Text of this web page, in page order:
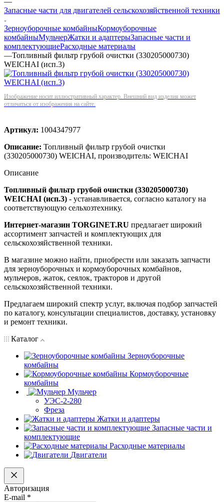
Запасные части для двигателей сельскохозяйственной техники
Зерноуборочные комбайныКормоуборочные
комбайныМульчерЖатки и адаптерыЗапасные части и
комплектующиеРасходные материалы
—Топливный фильтр грубой очистки (330205000730)
WEICHAI (исп.3)
Изображение носит иллюстративный характер. Внешний вид изделия может
отличаться от изображения на сайте.
Артикул: 1004347977
Описание: Топливный фильтр грубой очистки
(330205000730) WEICHAI, производитель: WEICHAI
Описание
Топливный фильтр грубой очистки (330205000730)
WEICHAI (исп.3) - устанавливается, согласно каталогу на
соответствующую сельхозтехнику.
Интернет-магазин TORGINET.RU предлагает широкий
ассортимент запчастей и комплектующих для
сельскохозяйственной техники.
В магазине можно найти, приобрести или заказать запчасти
для зерноуборочных и кормоуборочных комбайнов,
мульчеров, жаток, сеялок, тракторов и другой
сельскохозяйственной техники.
Предлагаем широкий спектр услуг, включая подбор запчастей
по каталогу, консультации специалистов, доставку, установку
и ремонт техники.
Каталог
Зерноуборочные
комбайны
Кормоуборочные
комбайны
Мульчер
УЭС-2-280
Фреза
Жатки и адаптеры
Запасные части и
комплектующие
Расходные материалы
Двигатели
Авторизация
E-mail *